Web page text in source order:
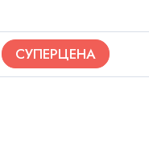
СУПЕРЦЕНА